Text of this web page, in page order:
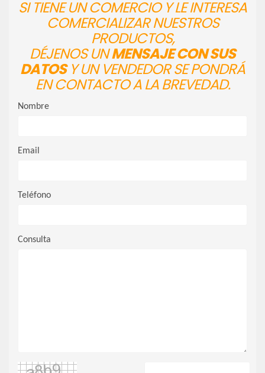
SI TIENE UN COMERCIO Y LE INTERESA
COMERCIALIZAR NUESTROS
PRODUCTOS,
DÉJENOS UNMENSAJE CON SUS
DATOSY UN VENDEDOR SE PONDRÁ
EN CONTACTO A LA BREVEDAD.
Nombre
Email
Teléfono
Consulta